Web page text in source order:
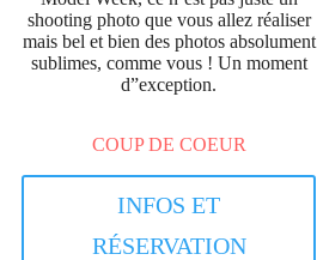
shooting photo que vous allez réaliser
mais bel et bien des photos absolument
sublimes, comme vous ! Un moment
d”exception.
COUP DE COEUR
INFOS ET
RÉSERVATION